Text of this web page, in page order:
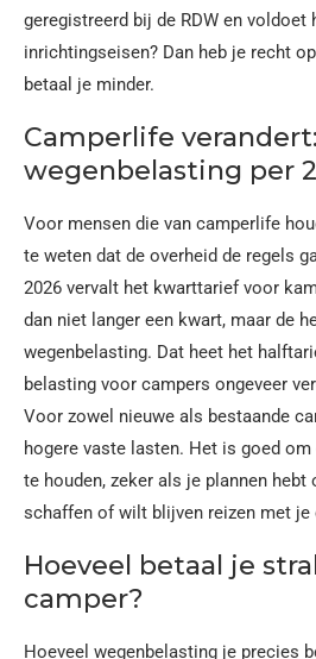
geregistreerd bij de RDW en voldoet
inrichtingseisen? Dan heb je recht
betaal je minder.
Camperlife
wegenbelasting per
Voor mensen die van camperlife
te weten dat de overheid de regels
2026 vervalt het kwarttarief voor
dan niet langer een kwart, maar de
wegenbelasting. Dat heet het
belasting voor campers ongeveer
Voor zowel nieuwe als bestaande
hogere vaste lasten. Het is goed
te houden, zeker als je plannen hebt
schaffen of wilt blijven reizen met je
Hoeveel betaal je
camper?
Hoeveel wegenbelasting je precies